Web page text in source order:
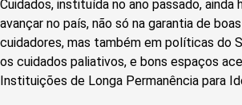
Cuidados, instituída no ano passado, ainda
avançar no país, não só na garantia de
cuidadores, mas também em políticas do
os cuidados paliativos, e bons espaços
Instituições de Longa Permanência para